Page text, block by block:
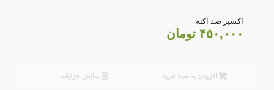
5.00
اکسیر ضد آکنه
۴۵۰,۰۰۰ تومان
افزودن به سبد خرید نمایش جزئیات